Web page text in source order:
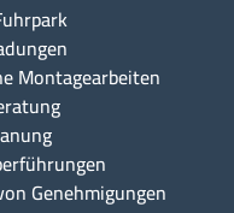
Montagearbeiten
Genehmigungen